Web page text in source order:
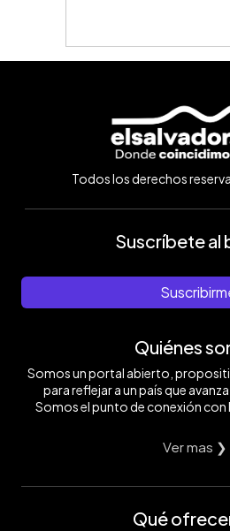
Todos los derechos
Suscríbete al
Quiénes
Somos un portal abierto,
para reflejar a un país que
Somos el punto de conexión con
Ver mas ❯
Qué